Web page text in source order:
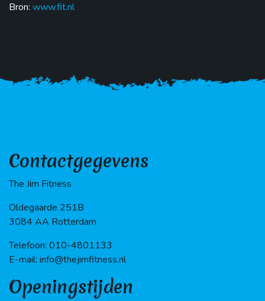
Bron: www.fit.nl
Contactgegevens
The Jim Fitness
Oldegaarde 251B
3084 AA Rotterdam
Telefoon: 010-4801133
E-mail: info@thejimfitness.nl
Openingstijden